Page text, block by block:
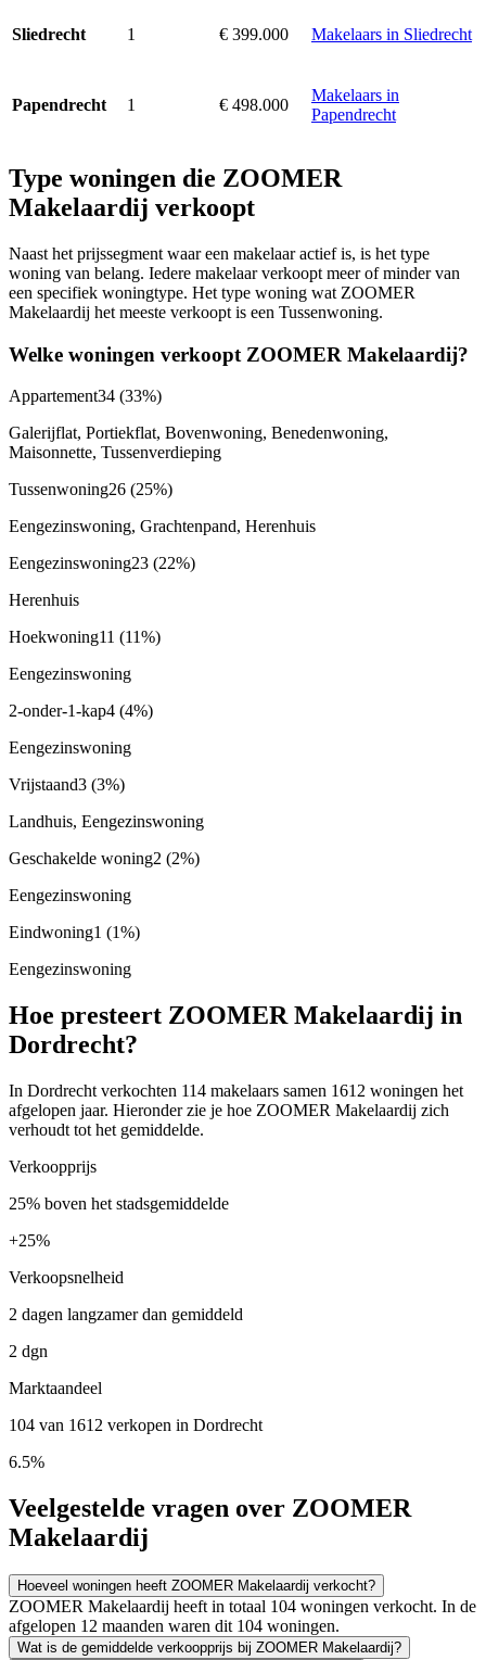
Sliedrecht 1 € 399.000 Makelaars in Sliedrecht
Papendrecht 1 € 498.000
Makelaars in
Papendrecht
Type woningen die ZOOMER
Makelaardij verkoopt
Naast het prijssegment waar een makelaar actief is, is het type
woning van belang. Iedere makelaar verkoopt meer of minder van
een specifiek woningtype. Het type woning wat ZOOMER
Makelaardij het meeste verkoopt is een Tussenwoning.
Welke woningen verkoopt ZOOMER Makelaardij?
Appartement34 (33%)
Galerijflat, Portiekflat, Bovenwoning, Benedenwoning,
Maisonnette, Tussenverdieping
Tussenwoning26 (25%)
Eengezinswoning, Grachtenpand, Herenhuis
Eengezinswoning23 (22%)
Herenhuis
Hoekwoning11 (11%)
Eengezinswoning
2-onder-1-kap4 (4%)
Eengezinswoning
Vrijstaand3 (3%)
Landhuis, Eengezinswoning
Geschakelde woning2 (2%)
Eengezinswoning
Eindwoning1 (1%)
Eengezinswoning
Hoe presteert ZOOMER Makelaardij in
Dordrecht?
In Dordrecht verkochten 114 makelaars samen 1612 woningen het
afgelopen jaar. Hieronder zie je hoe ZOOMER Makelaardij zich
verhoudt tot het gemiddelde.
Verkoopprijs
25% boven het stadsgemiddelde
+25%
Verkoopsnelheid
2 dagen langzamer dan gemiddeld
2 dgn
Marktaandeel
104 van 1612 verkopen in Dordrecht
6.5%
Veelgestelde vragen over ZOOMER
Makelaardij
Hoeveel woningen heeft ZOOMER Makelaardij verkocht?
ZOOMER Makelaardij heeft in totaal 104 woningen verkocht. In de
afgelopen 12 maanden waren dit 104 woningen.
Wat is de gemiddelde verkoopprijs bij ZOOMER Makelaardij?